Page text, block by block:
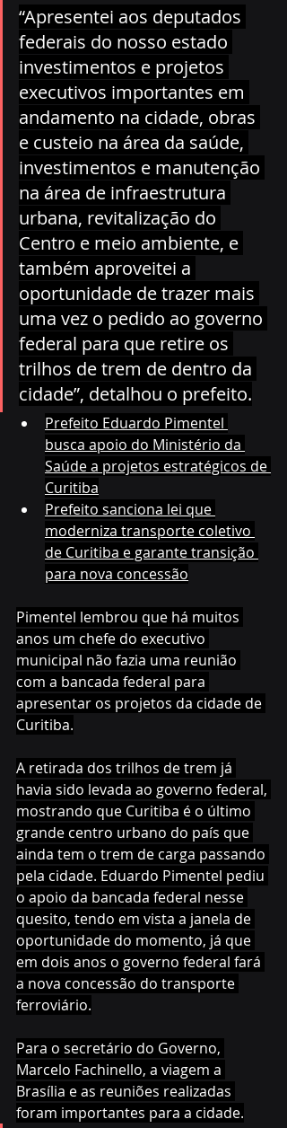
“Apresentei aos deputados
federais do nosso estado
investimentos e projetos
executivos importantes em
andamento na cidade, obras
e custeio na área da saúde,
investimentos e manutenção
na área de infraestrutura
urbana, revitalização do
Centro e meio ambiente, e
também aproveitei a
oportunidade de trazer mais
uma vez o pedido ao governo
federal para que retire os
trilhos de trem de dentro da
cidade”, detalhou o prefeito.
Prefeito Eduardo Pimentel
busca apoio do Ministério da
Saúde a projetos estratégicos de
Curitiba
Prefeito sanciona lei que
moderniza transporte coletivo
de Curitiba e garante transição
para nova concessão
Pimentel lembrou que há muitos
anos um chefe do executivo
municipal não fazia uma reunião
com a bancada federal para
apresentar os projetos da cidade de
Curitiba.
A retirada dos trilhos de trem já
havia sido levada ao governo federal,
mostrando que Curitiba é o último
grande centro urbano do país que
ainda tem o trem de carga passando
pela cidade. Eduardo Pimentel pediu
o apoio da bancada federal nesse
quesito, tendo em vista a janela de
oportunidade do momento, já que
em dois anos o governo federal fará
a nova concessão do transporte
ferroviário.
Para o secretário do Governo,
Marcelo Fachinello, a viagem a
Brasília e as reuniões realizadas
foram importantes para a cidade.